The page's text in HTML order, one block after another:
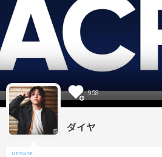
958
ダイヤ